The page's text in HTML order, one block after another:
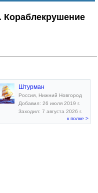
Кораблекрушение
Штурман
Россия, Нижний Новгород
Добавил: 26 июля 2019 г.
Заходил: 7 августа 2026 г.
к полке >